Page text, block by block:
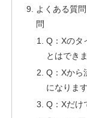
よくある質
問
Q：Xのタ
とはでき
Q：Xから
になりま
Q：Xだけ